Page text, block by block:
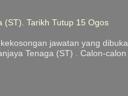
(ST). Tarikh Tutup 15 Ogos
jawatan yang dibuka
Tenaga (ST) . Calon-calon